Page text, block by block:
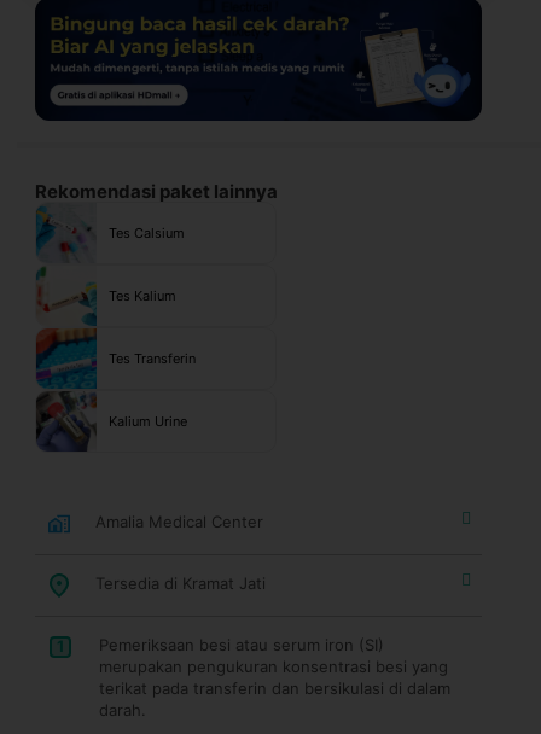
Rekomendasi paket lainnya
Tes Calsium
Tes Kalium
Tes Transferin
Kalium Urine
Amalia Medical Center
Tersedia di Kramat Jati
1
Pemeriksaan besi atau serum iron (SI)
merupakan pengukuran konsentrasi besi yang
terikat pada transferin dan bersikulasi di dalam
darah.